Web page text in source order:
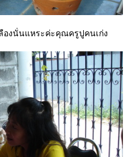
องนั่นแหระค่ะคุณครูปูคนเก่ง